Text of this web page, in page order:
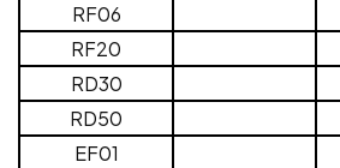
RF06
RF20
RD30
RD50
EF01